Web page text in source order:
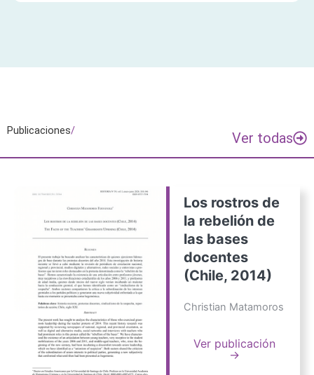
Publicaciones/ Ver todas
Los rostros de
la rebelión de
las bases
docentes
(Chile, 2014)
Christian Matamoros
Ver publicación
→